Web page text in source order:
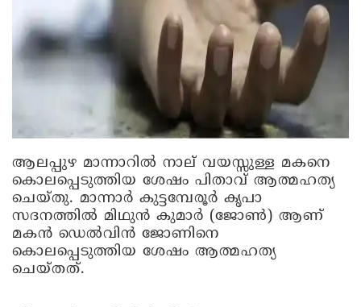
ആലപ്പുഴ മാന്നാറിൽ നാല് വയസ്സുള്ള മകനെ
കൊലപ്പെടുത്തിയ ശേഷം പിതാവ് ആത്മഹത്യ
ചെയ്തു. മാന്നാർ കുട്ടമ്പേരൂർ കൃപാ
സദനത്തിൽ മിഥുൻ കുമാർ (ജോൺ) ആണ്
മകൻ ഡെൽവിൻ ജോണിനെ
കൊലപ്പെടുത്തിയ ശേഷം ആത്മഹത്യ
ചെയ്തത്.